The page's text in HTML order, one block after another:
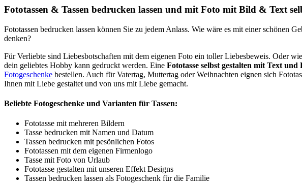
Fototassen & Tassen bedrucken lassen und mit Foto mit Bild & Text
Fototassen bedrucken lassen können Sie zu jedem Anlass. Wie wäre es mit einer schönen
denken?
Für Verliebte sind Liebesbotschaften mit dem eigenen Foto ein toller Liebesbeweis. Oder
dein geliebtes Hobby kann gedruckt werden. Eine Fototasse selbst gestalten mit Text und
Fotogeschenke bestellen. Auch für Vatertag, Muttertag oder Weihnachten eignen sich
Ihnen mit Liebe gestaltet und von uns mit Liebe gemacht.
Beliebte Fotogeschenke und Varianten für Tassen:
Fototasse mit mehreren Bildern
Tasse bedrucken mit Namen und Datum
Tassen bedrucken mit pesönlichen Fotos
Fototassen mit dem eigenen Firmenlogo
Tasse mit Foto von Urlaub
Fototasse gestalten mit unseren Effekt Designs
Tassen bedrucken lassen als Fotogeschenk für die Familie